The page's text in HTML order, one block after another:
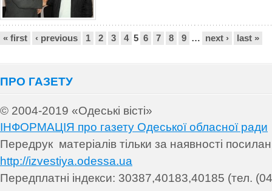
Сторінки
« first ‹ previous 1 2 3 4 5 6 7 8 9 … next › last »
ПРО ГАЗЕТУ
© 2004-2019 «Одеські вісті»
ІНФОРМАЦІЯ про газету Одеської обласної ради
Передрук матеріалів тільки за наявності
http://izvestiya.odessa.ua
Передплатні індекси: 30387,40183,40185 (тел.